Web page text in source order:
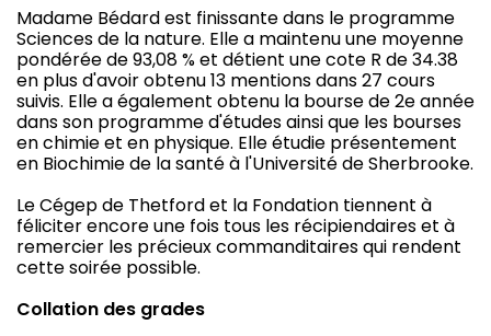
Madame Bédard est finissante dans le programme
Sciences de la nature. Elle a maintenu une moyenne
pondérée de 93,08 % et détient une cote R de 34.38
en plus d'avoir obtenu 13 mentions dans 27 cours
suivis. Elle a également obtenu la bourse de 2e année
dans son programme d'études ainsi que les bourses
en chimie et en physique. Elle étudie présentement
en Biochimie de la santé à l'Université de Sherbrooke.
Le Cégep de Thetford et la Fondation tiennent à
féliciter encore une fois tous les récipiendaires et à
remercier les précieux commanditaires qui rendent
cette soirée possible.
Collation des grades